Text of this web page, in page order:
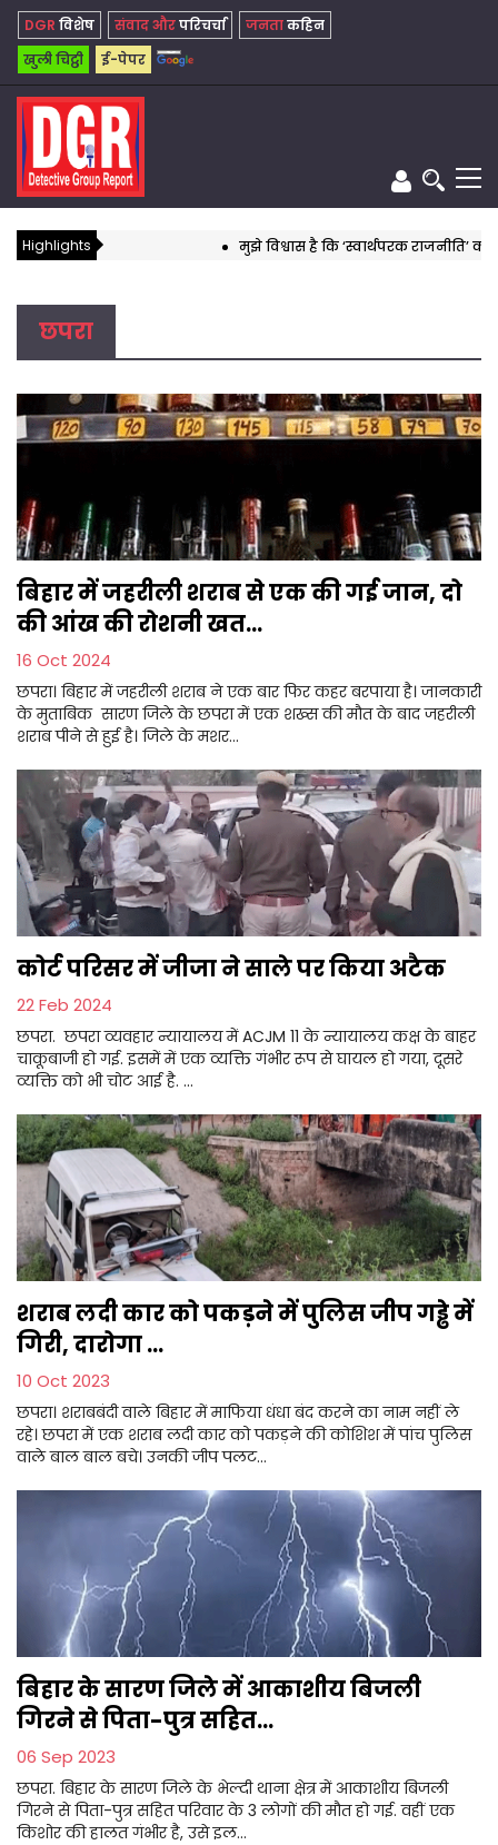
DGR विशेष संवाद औरपरिचर्चा जनताकहिन
खुली चिट्ठी
ई-पेपर
Highlights मुझे विश्वास है कि ‘स्वार्थपरक राजनीति’ का यह
छपरा
बिहार में जहरीली शराब से एक की गई जान, दो
की आंख की रोशनी खत...
16 Oct 2024
छपरा। बिहार में जहरीली शराब ने एक बार फिर कहर बरपाया है। जानकारी
के मुताबिक सारण जिले के छपरा में एक शख्स की मौत के बाद जहरीली
शराब पीने से हुई है। जिले के मशर...
कोर्ट परिसर में जीजा ने साले पर किया अटैक
22 Feb 2024
छपरा. छपरा व्यवहार न्यायालय में ACJM 11 के न्यायालय कक्ष के बाहर
चाकूबाजी हो गई. इसमें में एक व्यक्ति गंभीर रूप से घायल हो गया, दूसरे
व्यक्ति को भी चोट आई है. ...
शराब लदी कार को पकड़ने में पुलिस जीप गड्ढे में
गिरी, दारोगा ...
10 Oct 2023
छपरा। शराबबंदी वाले बिहार में माफिया धंधा बंद करने का नाम नहीं ले
रहे। छपरा में एक शराब लदी कार को पकड़ने की कोशिश में पांच पुलिस
वाले बाल बाल बचे। उनकी जीप पलट...
बिहार के सारण जिले में आकाशीय बिजली
गिरने से पिता-पुत्र सहित...
06 Sep 2023
छपरा. बिहार के सारण जिले के भेल्दी थाना क्षेत्र में आकाशीय बिजली
गिरने से पिता-पुत्र सहित परिवार के 3 लोगों की मौत हो गई. वहीं एक
किशोर की हालत गंभीर है, उसे इल...